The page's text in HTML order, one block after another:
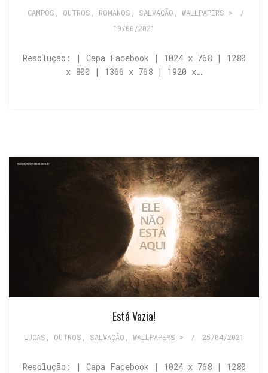
CAMPOS OUTROS ROMANOS SALVAÇÃO WALLPAPERS >
/
19/06/2021
Resolução: | Capa Facebook | 1024 x 768 | 1280
x 800 | 1366 x 768 | 1920 x…
Está Vazia!
LUCAS OUTROS SALVAÇÃO WALLPAPERS > / 25/04/2021
Resolução: | Capa Facebook | 1024 x 768 | 1280